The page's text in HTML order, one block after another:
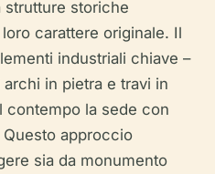
strutture storiche
carattere originale. Il
industriali chiave –
in pietra e travi in
contempo la sede con
approccio
sia da monumento